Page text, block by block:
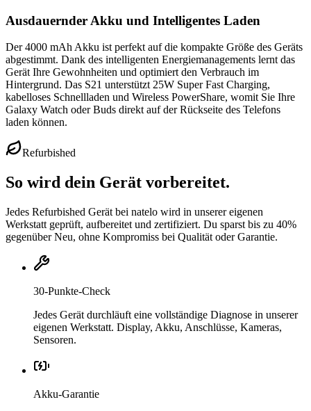
Ausdauernder Akku und Intelligentes Laden
Der 4000 mAh Akku ist perfekt auf die kompakte Größe des Geräts
abgestimmt. Dank des intelligenten Energiemanagements lernt das
Gerät Ihre Gewohnheiten und optimiert den Verbrauch im
Hintergrund. Das S21 unterstützt 25W Super Fast Charging,
kabelloses Schnellladen und Wireless PowerShare, womit Sie Ihre
Galaxy Watch oder Buds direkt auf der Rückseite des Telefons
laden können.
Refurbished
So wird dein Gerät vorbereitet.
Jedes Refurbished Gerät bei natelo wird in unserer eigenen
Werkstatt geprüft, aufbereitet und zertifiziert. Du sparst bis zu 40%
gegenüber Neu, ohne Kompromiss bei Qualität oder Garantie.
30-Punkte-Check
Jedes Gerät durchläuft eine vollständige Diagnose in unserer
eigenen Werkstatt. Display, Akku, Anschlüsse, Kameras,
Sensoren.
Akku-Garantie